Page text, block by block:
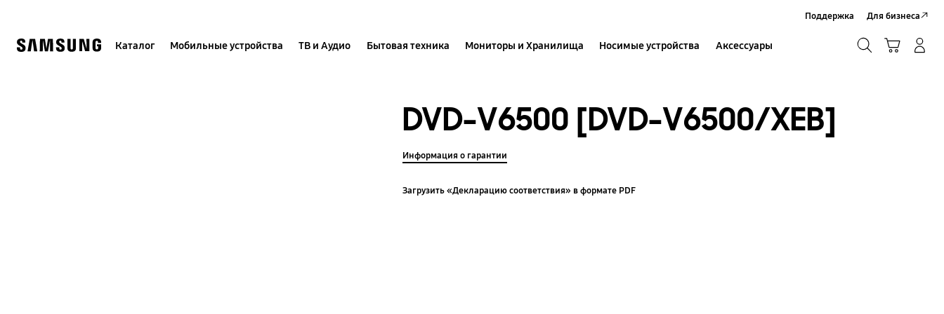
Каталог Мобильные устройства ТВ и Аудио Бытовая техника Мониторы и Хранилища Носимые устройства Аксессуары
Поддержка Для бизнеса
DVD-V6500 [DVD-V6500/XEB]
Информация о гарантии
Загрузить «Декларацию соответствия» в формате PDF